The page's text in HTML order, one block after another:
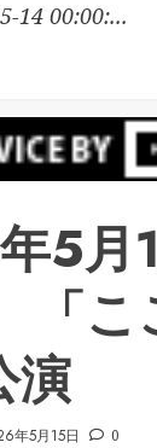
14 00:00:...
5月
「
演
年5月15日 0